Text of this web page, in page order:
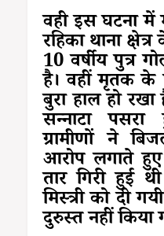
वही इस घटना
रहिका थाना
10 वर्षीय पुत्र
है। वहीं मृतक के
बुरा हाल हो
सन्नाटा
ग्रामीणों ने
आरोप लगाते
तार गिरी हुई
मिस्त्री को दी
दुरुस्त नहीं किया